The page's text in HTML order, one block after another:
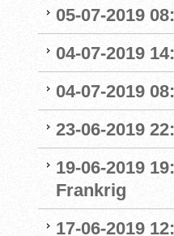
05-07-2019
04-07-2019
04-07-2019
23-06-2019
19-06-2019
Frankrig
17-06-2019